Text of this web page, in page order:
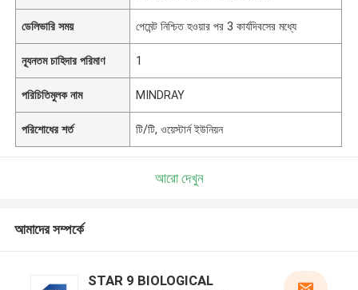
ডেলিভারি সময় পেমেন্ট নিশ্চিত হওয়ার পর 3 কার্যদিবসের মধ্যে
ন্যূনতম চাহিদার পরিমাণ 1
পরিচিতিমুলক নাম MINDRAY
পরিশোধের শর্ত টি/টি, ওয়েস্টার্ন ইউনিয়ন
আরো দেখুন
আমাদের সম্পর্কে
STAR 9 BIOLOGICAL